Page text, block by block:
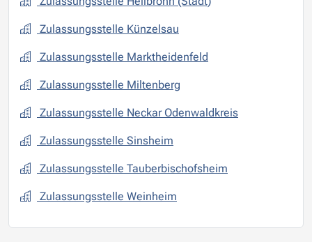
Zulassungsstelle Künzelsau
Zulassungsstelle Marktheidenfeld
Zulassungsstelle Miltenberg
Zulassungsstelle Neckar Odenwaldkreis
Zulassungsstelle Sinsheim
Zulassungsstelle Tauberbischofsheim
Zulassungsstelle Weinheim